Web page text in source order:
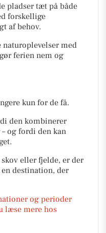
pladser tæt på både
forskellige
af behov.
naturoplevelser med
ferien nem og
kun for de få.
den kombinerer
og fordi den kan
eller fjelde, er der
destination, der
og perioder
læse mere hos